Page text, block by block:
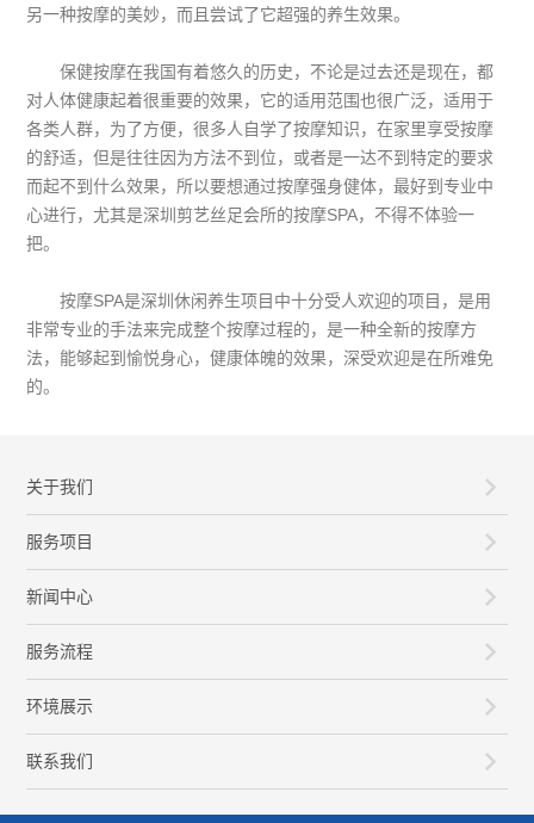
另一种按摩的美妙，而且尝试了它超强的养生效果。
保健按摩在我国有着悠久的历史，不论是过去还是现在，都
对人体健康起着很重要的效果，它的适用范围也很广泛，适用于
各类人群，为了方便，很多人自学了按摩知识，在家里享受按摩
的舒适，但是往往因为方法不到位，或者是一达不到特定的要求
而起不到什么效果，所以要想通过按摩强身健体，最好到专业中
心进行，尤其是深圳剪艺丝足会所的按摩SPA，不得不体验一
把。
按摩SPA是深圳休闲养生项目中十分受人欢迎的项目，是用
非常专业的手法来完成整个按摩过程的，是一种全新的按摩方
法，能够起到愉悦身心，健康体魄的效果，深受欢迎是在所难免
的。
关于我们
服务项目
新闻中心
服务流程
环境展示
联系我们